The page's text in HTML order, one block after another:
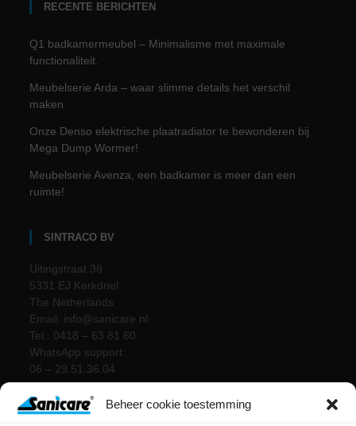
Beheer cookie toestemming
RECENTE BERICHTEN
Q1 badkamermeubel – Minimalisme met maximale
functionaliteit.
Meubelserie Arda – waar slimme details het verschil
maken
Onze Denso elektrische plaatradiator te bewonderen bij
Mega Dump Wormer!
Meubelserie Avenza, een badkamer is meer dan een
ruimte!
SINTRACO BV
Uitingstraat 38
5331 EJ Kerkdriel
The Netherlands
Email: info@sanicare.nl
Tel.: 0418 – 63 81 60
WhatsApp support:
06 – 29.51.36.04